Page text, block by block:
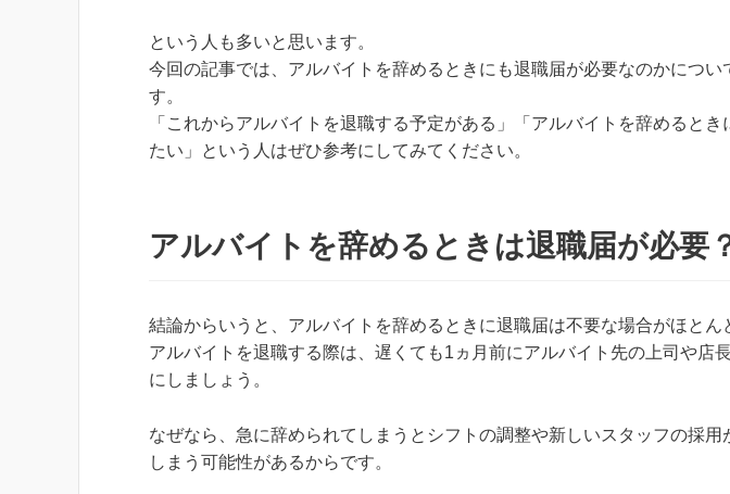
という人も多いと思います。
今回の記事では、アルバイトを辞めるときにも退職届が必要なのかについ
す。
「これからアルバイトを退職する予定がある」「アルバイトを辞めると
たい」という人はぜひ参考にしてみてください。
アルバイトを辞めるときは退職届が必要
結論からいうと、アルバイトを辞めるときに退職届は不要な場合がほとん
アルバイトを退職する際は、遅くても1ヵ月前にアルバイト先の上司や店
にしましょう。
なぜなら、急に辞められてしまうとシフトの調整や新しいスタッフの採用
しまう可能性があるからです。